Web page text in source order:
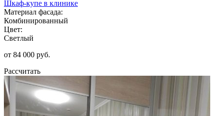
Шкаф-купе в клинике
Материал фасада:
Комбинированный
Цвет:
Светлый
от 84 000 руб.
Рассчитать